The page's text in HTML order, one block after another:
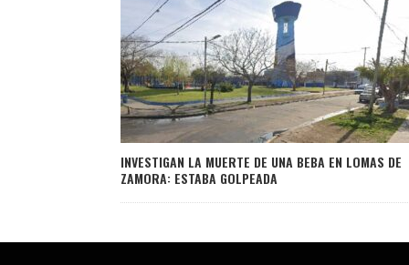
INVESTIGAN LA MUERTE DE UNA BEBA EN LOMAS DE
ZAMORA: ESTABA GOLPEADA